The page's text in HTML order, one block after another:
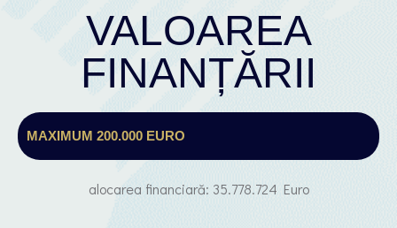
VALOAREA
FINANȚĂRII
MAXIMUM 200.000 EURO
alocarea financiară: 35.778.724 Euro